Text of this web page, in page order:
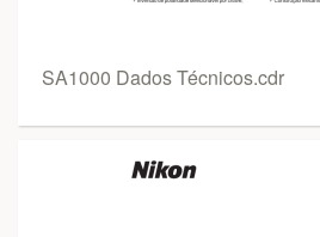
SA1000 Dados Técnicos.cdr